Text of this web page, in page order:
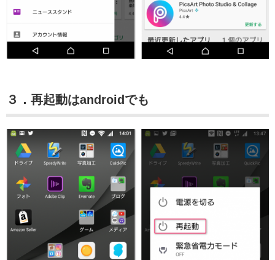
３．再起動はandroidでも